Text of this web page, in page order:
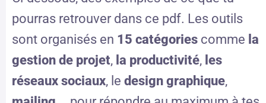
pourras retrouver dans ce pdf. Les outils
sont organisés en 15 catégories comme la
gestion de projet, la productivité, les
réseaux sociaux, le design graphique,